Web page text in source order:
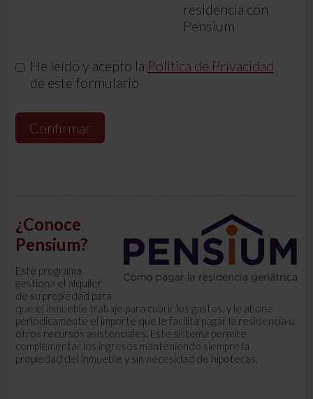
residencia con
Pensium
He leído y acepto la Política de Privacidad
de este formulario
Confirmar
¿Conoce
Pensium?
Este programa
gestiona el alquiler
de su propiedad para
que el inmueble trabaje para cubrir los gastos, y le abone
periódicamente el importe que le facilita pagar la residencia u
otros recursos asistenciales. Este sistema permite
complementar los ingresos manteniendo siempre la
propiedad del inmueble y sin necesidad de hipotecas.